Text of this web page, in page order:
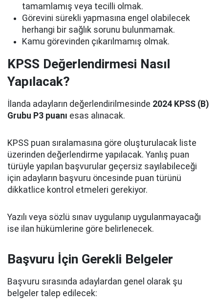
tamamlamış veya tecilli olmak.
Görevini sürekli yapmasına engel olabilecek
herhangi bir sağlık sorunu bulunmamak.
Kamu görevinden çıkarılmamış olmak.
KPSS Değerlendirmesi Nasıl
Yapılacak?
İlanda adayların değerlendirilmesinde 2024 KPSS (B)
Grubu P3 puanı esas alınacak.
KPSS puan sıralamasına göre oluşturulacak liste
üzerinden değerlendirme yapılacak. Yanlış puan
türüyle yapılan başvurular geçersiz sayılabileceği
için adayların başvuru öncesinde puan türünü
dikkatlice kontrol etmeleri gerekiyor.
Yazılı veya sözlü sınav uygulanıp uygulanmayacağı
ise ilan hükümlerine göre belirlenecek.
Başvuru İçin Gerekli Belgeler
Başvuru sırasında adaylardan genel olarak şu
belgeler talep edilecek: